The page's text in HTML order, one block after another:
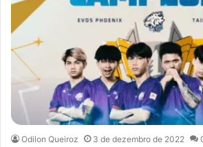
Odilon Queiroz 3 de dezembro de 2022